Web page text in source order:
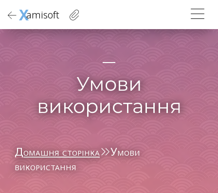
Xamisoft
Умови
використання
Домашня сторінка
Умови
використання